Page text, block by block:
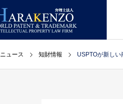
ニュース 知財情報 USPTOが新しい